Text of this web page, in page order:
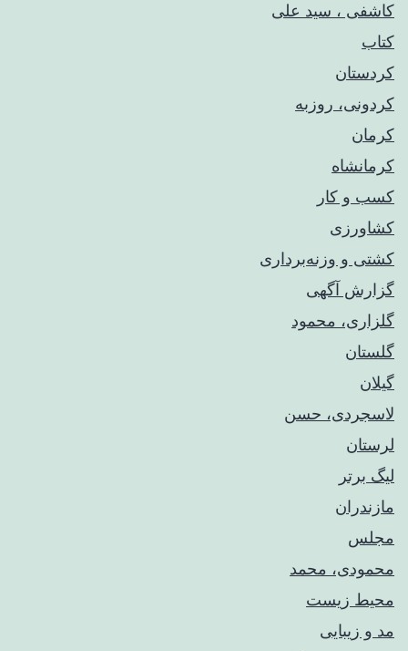
کاشفی ، سید علی
کتاب
کردستان
کردونی، روزبه
کرمان
کرمانشاه
کسب و کار
کشاورزی
کشتی و وزنه‌برداری
گزارش آگهی
گلزاری، محمود
گلستان
گیلان
لاسجردی، حسن
لرستان
لیگ برتر
مازندران
مجلس
محمودی، محمد
محیط زیست
مد و زیبایی